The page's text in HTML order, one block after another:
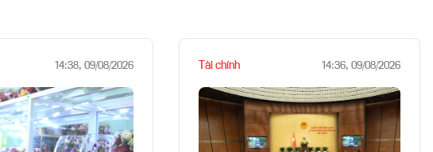
14:38, 09/08/2026 Tài chính 14:36, 09/08/2026